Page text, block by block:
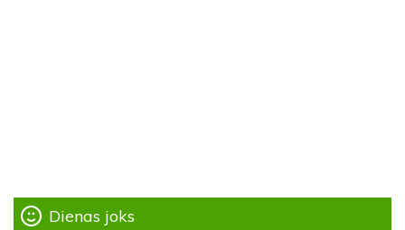
Dienas joks